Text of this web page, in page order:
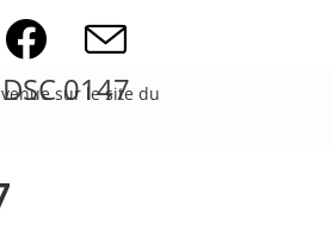
DSC 0147